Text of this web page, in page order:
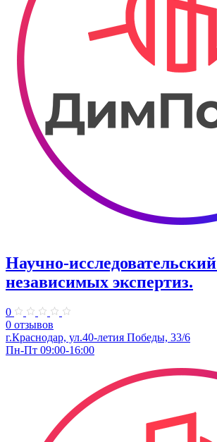
Научно-
независимых экспертиз.
0
0 отзывов
г.Краснодар, ​ул.40-летия Победы, 33/6
Пн-Пт 09:00-16:00